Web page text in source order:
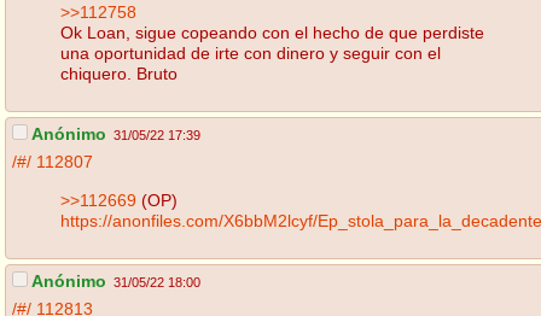
>>112758
Ok Loan, sigue copeando con el hecho de que perdiste
una oportunidad de irte con dinero y seguir con el
chiquero. Bruto
Anónimo 31/05/22 17:39
/#/ 112807
>>112669 (OP)
https://anonfiles.com/X6bbM2lcyf/
Anónimo 31/05/22 18:00
/#/ 112813